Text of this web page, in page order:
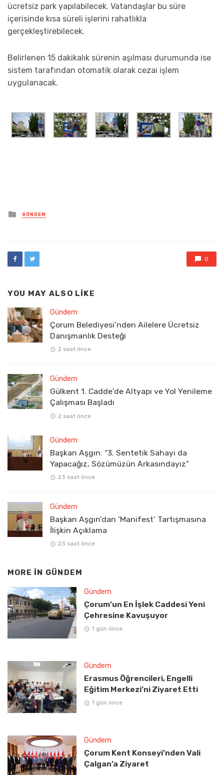
ücretsiz park yapılabilecek. Vatandaşlar bu süre
içerisinde kısa süreli işlerini rahatlıkla
gerçekleştirebilecek.
Belirlenen 15 dakikalık sürenin aşılması durumunda ise
sistem tarafından otomatik olarak cezai işlem
uygulanacak.
Posted
in
GÜNDEM
0
YOU MAY ALSO LIKE
Gündem
Çorum Belediyesi’nden Ailelere Ücretsiz
Danışmanlık Desteği
2 saat önce
Gündem
Gülkent 1. Cadde’de Altyapı ve Yol Yenileme
Çalışması Başladı
2 saat önce
Gündem
Başkan Aşgın: “3. Sentetik Sahayı da
Yapacağız, Sözümüzün Arkasındayız”
23 saat önce
Gündem
Başkan Aşgın’dan ‘Manifest’ Tartışmasına
İlişkin Açıklama
23 saat önce
MORE IN GÜNDEM
Gündem
Çorum’un En İşlek Caddesi Yeni
Çehresine Kavuşuyor
1 gün önce
Gündem
Erasmus Öğrencileri, Engelli
Eğitim Merkezi’ni Ziyaret Etti
1 gün önce
Gündem
Çorum Kent Konseyi’nden Vali
Çalgan’a Ziyaret